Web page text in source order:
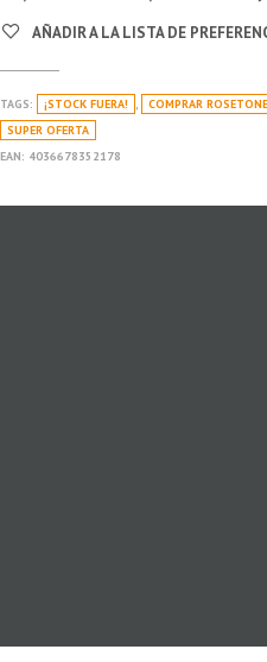
AÑADIR A LA LISTA DE
TAGS: ¡STOCK FUERA! , COMPRAR
SUPER OFERTA
EAN: 4036678352178